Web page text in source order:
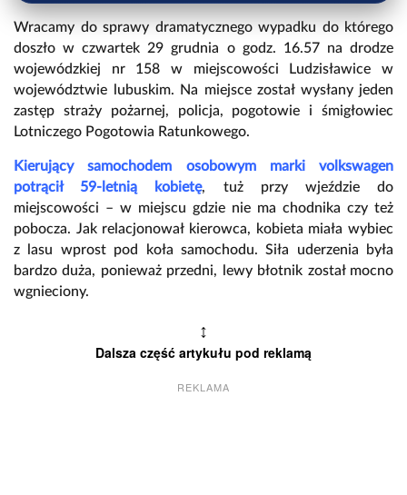
Wracamy do sprawy dramatycznego wypadku do którego
doszło w czwartek 29 grudnia o godz. 16.57 na drodze
wojewódzkiej nr 158 w miejscowości Ludzisławice w
województwie lubuskim. Na miejsce został wysłany jeden
zastęp straży pożarnej, policja, pogotowie i śmigłowiec
Lotniczego Pogotowia Ratunkowego.
Kierujący samochodem osobowym marki volkswagen
potrącił 59-letnią kobietę, tuż przy wjeździe do
miejscowości – w miejscu gdzie nie ma chodnika czy też
pobocza. Jak relacjonował kierowca, kobieta miała wybiec
z lasu wprost pod koła samochodu. Siła uderzenia była
bardzo duża, ponieważ przedni, lewy błotnik został mocno
wgnieciony.
↕
Dalsza część artykułu pod reklamą
REKLAMA